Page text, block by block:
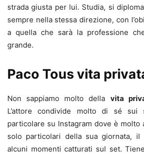
strada giusta per lui. Studia, si
sempre nella stessa direzione, con
a quella che sarà la professione
grande.
Paco Tous vita
Non sappiamo molto della vita
L’attore condivide molto di sé sui
particolare su Instagram dove è molto
solo particolari della sua giornata, il
alcuni momenti catturati sul set.